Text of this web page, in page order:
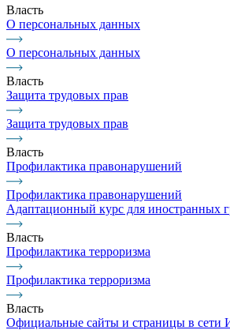
Власть
О персональных данных
О персональных данных
Власть
Защита трудовых прав
Защита трудовых прав
Власть
Профилактика правонарушений
Профилактика правонарушений
Адаптационный курс для иностранных
Власть
Профилактика терроризма
Профилактика терроризма
Власть
Официальные сайты и страницы в сети